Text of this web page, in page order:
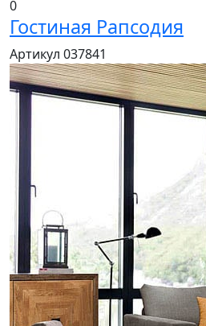
0
Гостиная Рапсодия
Артикул 037841